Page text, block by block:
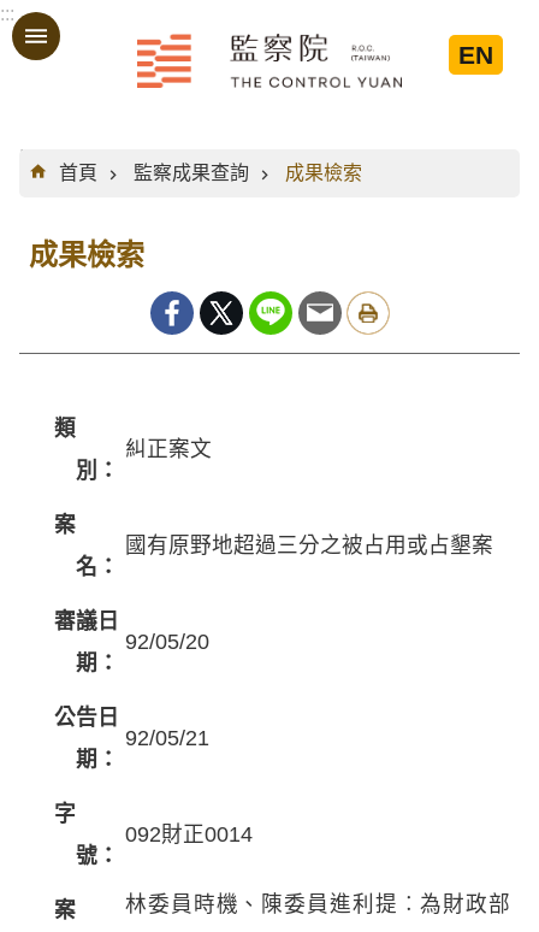
跳到主要內容區塊
:::
EN
:::
首頁
監察成果查詢 成果檢索
成果檢索
類
別：
糾正案文
案
名：
國有原野地超過三分之被占用或占墾案
審議日
期：
92/05/20
公告日
期：
92/05/21
字
號：
092財正0014
案
林委員時機、陳委員進利提︰為財政部